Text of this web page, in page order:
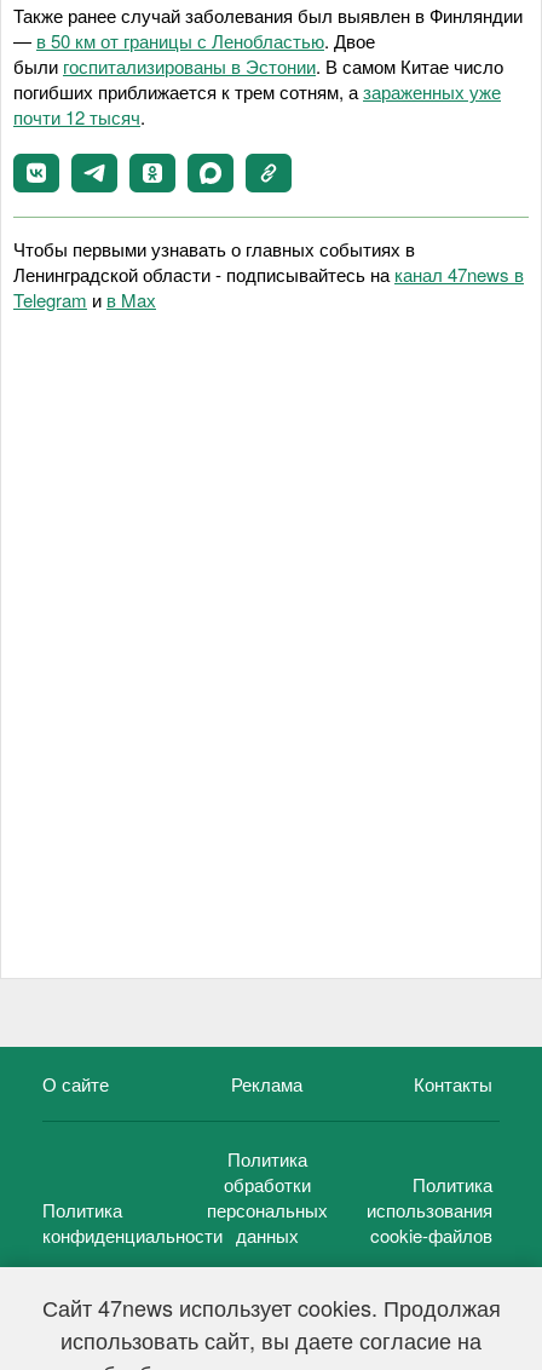
Сайт 47news использует cookies. Продолжая
использовать сайт, вы даете согласие на
Также ранее случай заболевания был выявлен в Финляндии
— в 50 км от границы с Ленобластью. Двое
были госпитализированы в Эстонии. В самом Китае число
погибших приближается к трем сотням, азараженных уже
почти 12 тысяч.
Чтобы первыми узнавать о главных событиях в
Ленинградской области - подписывайтесь на канал 47news в
Telegram и в Maх
О сайте Реклама Контакты
Политика
конфиденциальности
Политика
обработки
персональных
данных
Политика
использования
cookie-файлов
47 новостей (47 news)2005 — 2026 г.